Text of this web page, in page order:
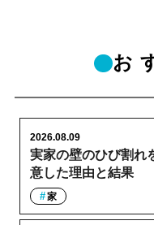
お
実家の壁のひび割れ
意した理由と結果
2026.08.09
家